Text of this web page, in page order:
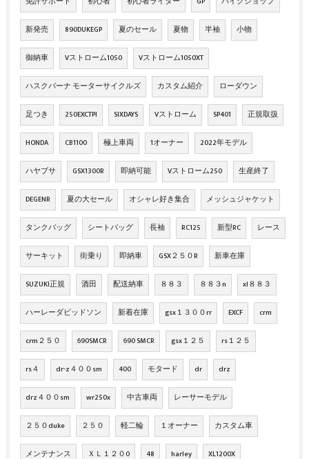
新発売 890DUKEGP 夏のセール 夏物 半袖 小物
御納車 Vストローム1050 Vストローム1050XT
ハスクバーナ モーターサイクルズ カスタム紹介 ローダウン
足つき 250EXCTPI SIXDAYS Vストローム SP401 正規取扱
HONDA CB1100 極上車両 1オーナー 2022年モデル
ハヤブサ GSX1300R 即納可能 Vストローム250 生産終了
DEGENR 夏の大セール オシャレ好き集合 メッシュジャケット
タンクバッグ シートバッグ 長袖 RC125 新型RC レース
サーキット 街乗り 即納車 GSX２５０R 新車在庫
SUZUKI正規 酒田 配送納車 ８８３ ８８３n xl８８３
ハーレーダビッドソン 新着在庫 gsx１３００rr EXCF crm
crm２５０ 690SMCR 690 SMCR gsx１２５ rs１２５
rs４ dr-z４００sm 400 モタード dr drz
drz４００sm wr250x 中古車両 レーサーモデル
２５０duke ２５０ 軽二輪 １オーナー カスタム車
メンテナンス ＸＬ１２０0 48 harley XL1200X